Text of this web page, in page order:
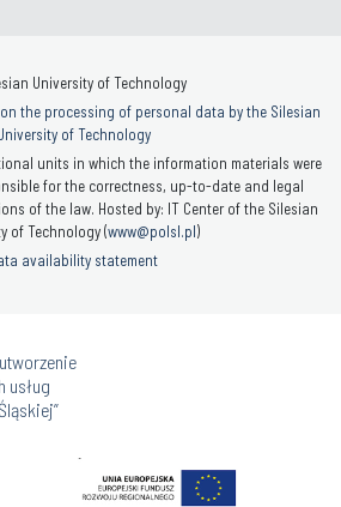
University of Technology
the processing of personal data by the Silesian
of Technology
units in which the information materials were
for the correctness, up-to-date and legal
of the law. Hosted by: IT Center of the Silesian
of Technology (www@polsl.pl)
availability statement
usług